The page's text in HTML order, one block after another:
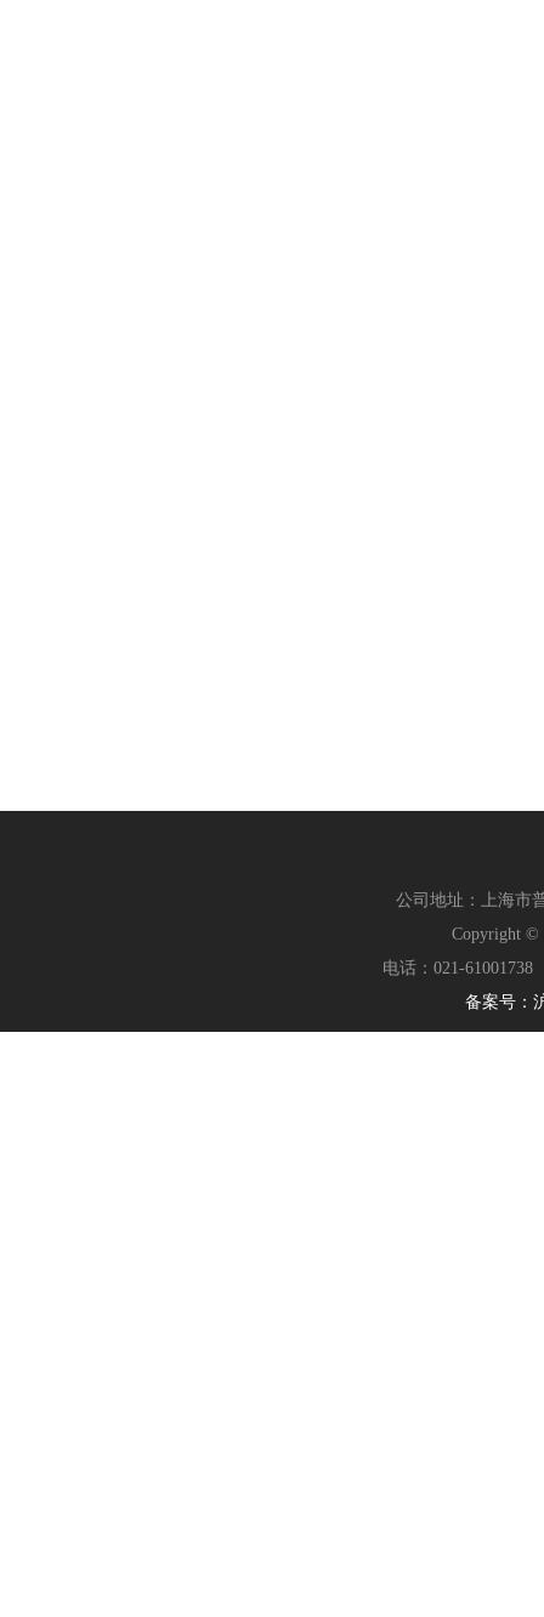
公司地址：上海市
Copyright ©
电话：021-
备案号：